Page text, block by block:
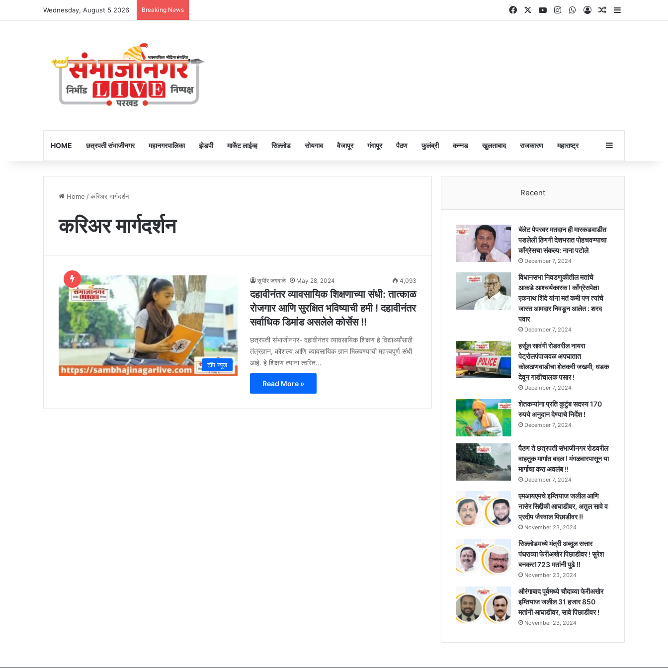
Wednesday, August 5 2026 Breaking News FacebookYouTubeInstagramWhatsApp
Log InRandom Article
Sidebar
HOME छत्रपती संभाजीनगर महानगरपालिका झेडपी मार्केट लाईव्ह सिल्लोड सोयगाव वैजापूर गंगापूर पैठण फुलंब्री कन्नड खुलताबाद राजकारण महाराष्ट्र Sidebar
Home /करिअर मार्गदर्शन
करिअर मार्गदर्शन
टॉप न्यूज
सुधीर जगदाळे May 28, 2024 4,093
दहावीनंतर व्यावसायिक शिक्षणाच्या संधी: तात्काळ
रोजगार आणि सुरक्षित भविष्याची हमी ! दहावीनंतर
सर्वाधिक डिमांड असलेले कोर्सेस !!
छत्रपती संभाजीनगर- दहावीनंतर व्यावसायिक शिक्षण हे विद्यार्थ्यांसाठी
तंत्रज्ञान, कौशल्य आणि व्यावसायिक ज्ञान मिळवण्याची महत्त्वपूर्ण संधी
आहे. हे शिक्षण त्यांना त्वरित…
Read More »
Recent
बॅलेट पेपरवर मतदान ही मारकडवाडीत
पडलेली ठिणगी देशभरात पोहचवण्याचा
काँग्रेसचा संकल्प: नाना पटोले
December 7, 2024
विधानसभा निवडणुकीतील मतांचे
आकडे आश्चर्यकारक ! काँग्रेसपेक्षा
एकनाथ शिंदे यांना मतं कमी पण त्यांचे
जास्त आमदार निवडून आलेत : शरद
पवार
December 7, 2024
हर्सूल सावंगी रोडवरील नायरा
पेट्रोलपंपाजवळ अपघातात
कोलठाणवाडीचा शेतकरी जखमी, धडक
देवून गाडीचालक पसार !
December 7, 2024
शेतकऱ्यांना प्रति कुटुंब सदस्य 170
रुपये अनुदान देण्याचे निर्देश !
December 7, 2024
पैठण ते छत्रपती संभाजीनगर रोडवरील
वाहतुक मार्गात बदल ! मंगळवारपासून या
मार्गाचा करा अवलंब !!
December 7, 2024
एमआयएमचे इम्तियाज जलील आणि
नासेर सिद्दीकी आघाडीवर, अतुल सावे व
प्रदीप जैस्वाल पिछाडीवर !!
November 23, 2024
सिल्लोडमध्ये मंत्री अब्दुल सत्तार
पंधराव्या फेरीअखेर पिछाडीवर ! सुरेश
बनकर1723 मतांनी पुढे !!
November 23, 2024
औरंगाबाद पूर्वमध्ये चौदाव्या फेरीअखेर
इम्तियाज जलील 31 हजार 850
मतांनी आघाडीवर, सावे पिछाडीवर !
November 23, 2024